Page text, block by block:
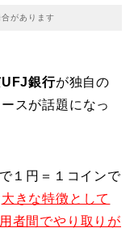
があります
銀行が独自の
スが話題になっ
１円＝１コインで
大きな特徴として
者間でやり取りが